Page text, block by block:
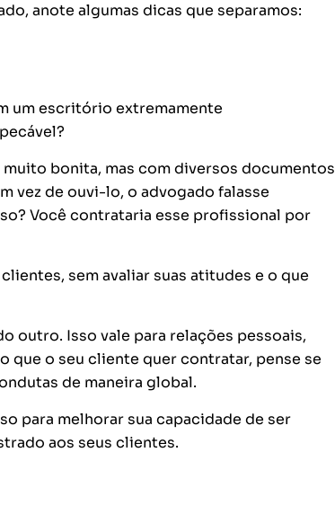
anote algumas dicas que separamos:
um escritório extremamente
bonita, mas com diversos documentos
vez de ouvi-lo, o advogado falasse
Você contrataria esse profissional por
sem avaliar suas atitudes e o que
outro. Isso vale para relações pessoais,
que o seu cliente quer contratar, pense se
de maneira global.
para melhorar sua capacidade de ser
aos seus clientes.